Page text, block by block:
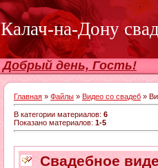
Калач-на-Дону
Добрый день, Гость!
Главная » Файлы » Видео со свадеб »
В категории материалов: 6
Показано материалов: 1-5
Свадебное